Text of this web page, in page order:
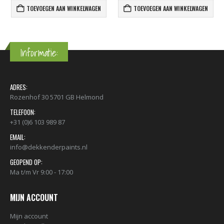
TOEVOEGEN AAN WINKELWAGEN TOEVOEGEN AAN WINKELWAGEN
Informatie:
ADRES:
Rozenhof 30 5701 GB Helmond
TELEFOON:
+31 (0)6 103 989 87
EMAIL:
info@dekkenderpaints.nl
GEOPEND OP:
Ma t/m Vr 9:00 - 17:00
MIJN ACCOUNT
Mijn account